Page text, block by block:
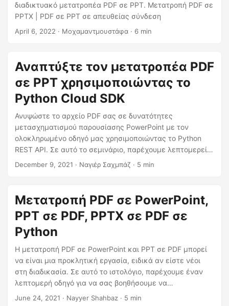
διαδικτυακό μετατροπέα PDF σε PPT. Μετατροπή PDF σε
PPTX | PDF σε PPT σε απευθείας σύνδεση
April 6, 2022 · Μοχαμαντμουστάφα · 6 min
Αναπτύξτε τον μετατροπέα PDF
σε PPT χρησιμοποιώντας το
Python Cloud SDK
Ανυψώστε το αρχείο PDF σας σε δυνατότητες
μετασχηματισμού παρουσίασης PowerPoint με τον
ολοκληρωμένο οδηγό μας χρησιμοποιώντας το Python
REST API. Σε αυτό το σεμινάριο, παρέχουμε λεπτομερείς
πληροφορίες, δείγματα κώδικα και οδηγίες βήμα προς
December 9, 2021 · Ναγιέρ Σαχμπάζ · 5 min
Μετατροπή PDF σε PowerPoint,
PPT σε PDF, PPTX σε PDF σε
Python
Η μετατροπή PDF σε PowerPoint και PPT σε PDF μπορεί
να είναι μια προκλητική εργασία, ειδικά αν είστε νέοι
στη διαδικασία. Σε αυτό το ιστολόγιο, παρέχουμε έναν
λεπτομερή οδηγό για να σας βοηθήσουμε να
μετατρέψετε το PDF σε PowerPoint και αντίστροφα
June 24, 2021 · Nayyer Shahbaz · 5 min